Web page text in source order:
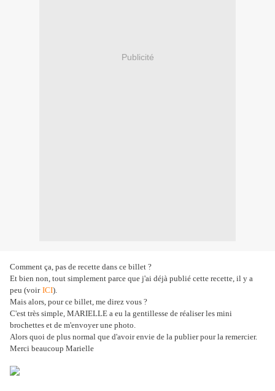
Publicité
Comment ça, pas de recette dans ce billet ?
Et bien non, tout simplement parce que j'ai déjà publié cette recette, il y a
peu (voir ICI).
Mais alors, pour ce billet, me direz vous ?
C'est très simple, MARIELLE a eu la gentillesse de réaliser les mini
brochettes et de m'envoyer une photo.
Alors quoi de plus normal que d'avoir envie de la publier pour la remercier.
Merci beaucoup Marielle